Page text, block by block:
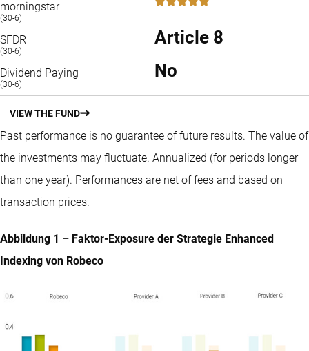
morningstar
(30-6)
5 / 5
SFDR
(30-6)
Article 8
Dividend Paying
(30-6)
No
VIEW THE FUND
Past performance is no guarantee of future results. The value of
the investments may fluctuate. Annualized (for periods longer
than one year). Performances are net of fees and based on
transaction prices.
Abbildung 1 – Faktor-Exposure der Strategie Enhanced
Indexing von Robeco